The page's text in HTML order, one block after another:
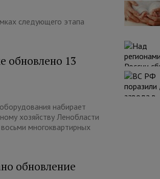
следующего этапа
обновлено 13
набирает
хозяйству Ленобласти
многоквартирных
обновление